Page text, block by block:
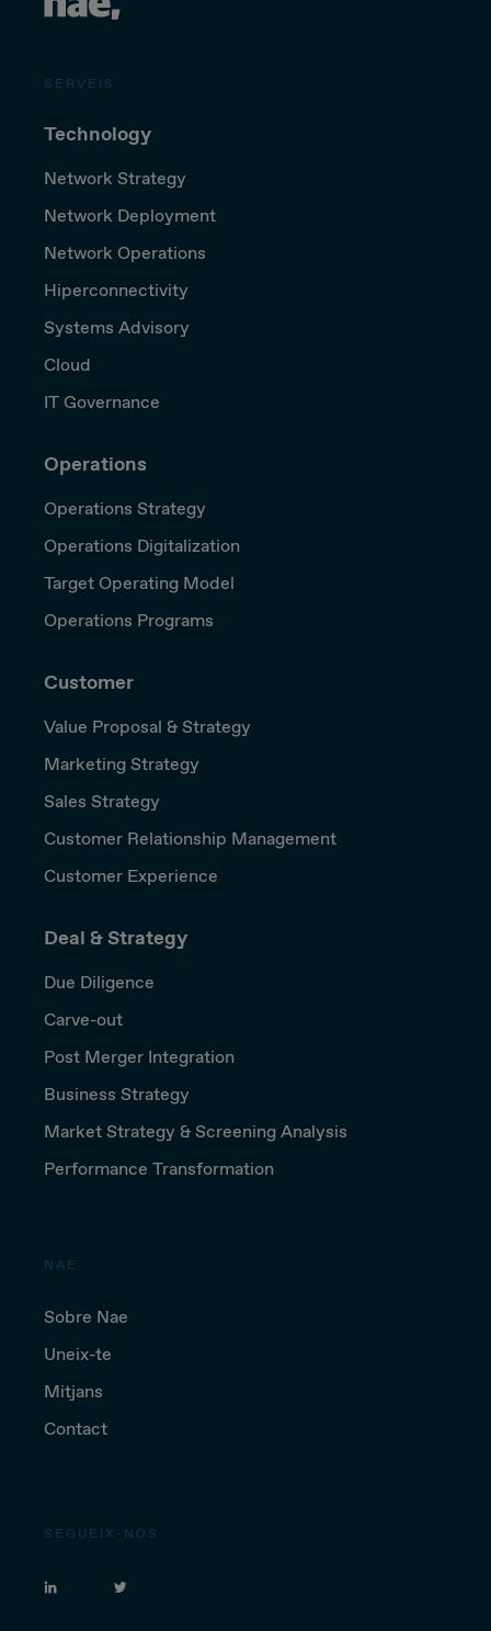
SERVEIS
Technology
Network Strategy
Network Deployment
Network Operations
Hiperconnectivity
Systems Advisory
Cloud
IT Governance
Operations
Operations Strategy
Operations Digitalization
Target Operating Model
Operations Programs
Customer
Value Proposal & Strategy
Marketing Strategy
Sales Strategy
Customer Relationship Management
Customer Experience
Deal & Strategy
Due Diligence
Carve-out
Post Merger Integration
Business Strategy
Market Strategy & Screening Analysis
Performance Transformation
NAE
Sobre Nae
Uneix-te
Mitjans
Contact
SEGUEIX-NOS